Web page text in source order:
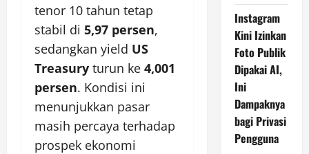
tenor 10 tahun tetap
stabil di 5,97 persen,
sedangkan yield US
Treasury turun ke 4,001
persen. Kondisi ini
menunjukkan pasar
masih percaya terhadap
prospek ekonomi
Instagram
Kini Izinkan
Foto Publik
Dipakai AI,
Ini
Dampaknya
bagi Privasi
Pengguna